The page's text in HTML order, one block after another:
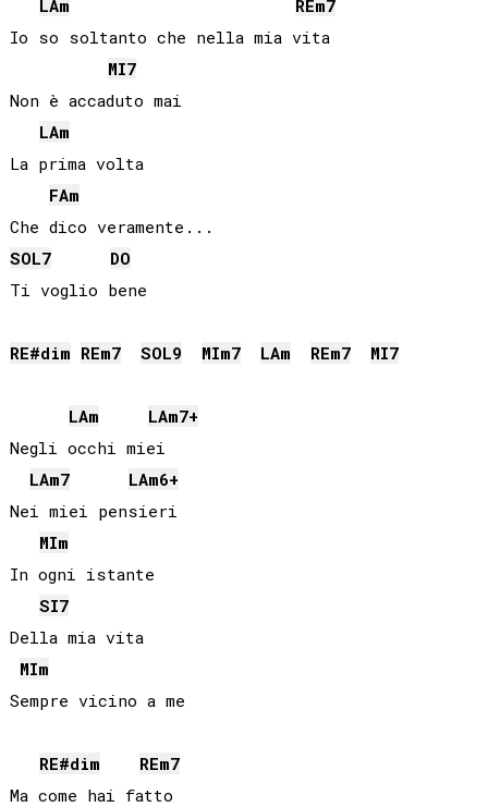
LAm REm7
Io so soltanto che nella mia vita
MI7
Non è accaduto mai
LAm
La prima volta
FAm
SOL7
DO
Ti voglio bene
RE#dim REm7 SOL9 MIm7 LAm REm7 MI7
LAm LAm7+
Negli occhi miei
LAm7 LAm6+
Nei miei pensieri
MIm
In ogni istante
SI7
Della mia vita
MIm
Sempre vicino a me
RE#dim REm7